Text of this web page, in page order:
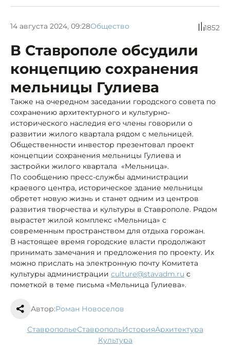
14 августа 2024, 09:28Общество 1852
В Ставрополе обсудили
концепцию сохранения
мельницы Гулиева
Также на очередном заседании городского совета по
сохранению архитектурного и культурно-
исторического наследия его члены говорили о
развитии жилого квартала рядом с мельницей.
Общественности инвестор презентовал проект
концепции сохранения мельницы Гулиева и
застройки жилого квартала «Мельница».
По сообщению пресс-службы администрации
краевого центра, историческое здание мельницы
обретет новую жизнь и станет одним из центров
развития творчества и культуры в Ставрополе. Рядом
вырастет жилой комплекс «Мельница» с
современным пространством для отдыха горожан.
В настоящее время городские власти продолжают
принимать замечания и предложения по проекту. Их
можно прислать на электронную почту Комитета
культуры администрации culture@stavadm.ru с
пометкой в теме письма «Мельница Гулиева».
Автор:Роман Новоселов
Ставрополье Ставрополь история архитектура
культура